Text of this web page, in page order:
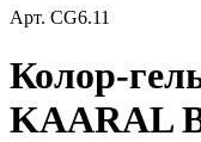
Арт. CG6.11
Колор-
KAARAL